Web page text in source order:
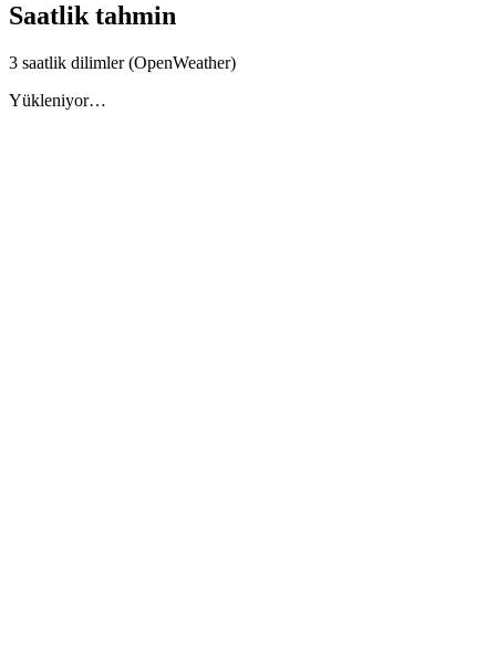
Saatlik tahmin
3 saatlik dilimler (OpenWeather)
Yükleniyor…